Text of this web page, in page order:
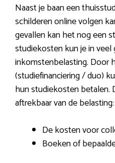
Naast je baan een
schilderen online volgen
gevallen kan het nog een
studiekosten kun je in
inkomstenbelasting. Door
(studiefinanciering / duo)
hun studiekosten betalen.
aftrekbaar van de belasting:
De kosten voor
Boeken of